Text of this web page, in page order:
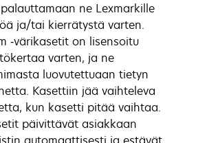
ne Lexmarkille
ja/tai kierrätystä varten.
‑värikasetit on lisensoitu
varten, ja ne
luovutettuaan tietyn
Kasettiin jää vaihteleva
kun kasetti pitää vaihtaa.
päivittävät asiakkaan